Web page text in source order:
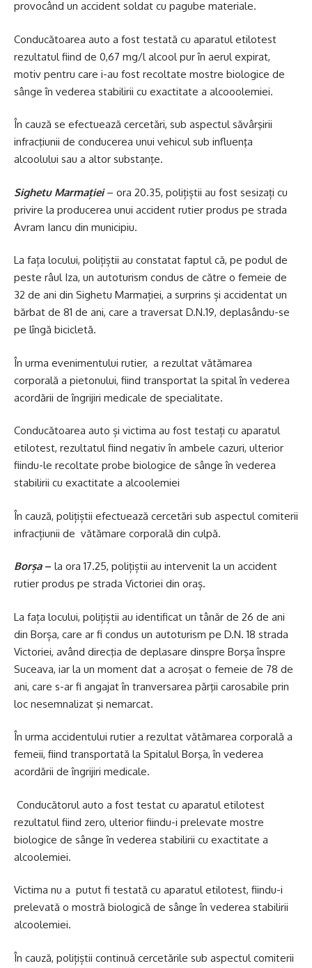
provocând un accident soldat cu pagube materiale.
Conducătoarea auto a fost testată cu aparatul etilotest
rezultatul fiind de 0,67 mg/l alcool pur în aerul expirat,
motiv pentru care i-au fost recoltate mostre biologice de
sânge în vederea stabilirii cu exactitate a alcooolemiei.
În cauză se efectuează cercetări, sub aspectul săvârşirii
infracţiunii de conducerea unui vehicul sub influenţa
alcoolului sau a altor substanţe.
Sighetu Marmației– ora 20.35, polițiștii au fost sesizați cu
privire la producerea unui accident rutier produs pe strada
Avram Iancu din municipiu.
La fața locului, polițiștii au constatat faptul că, pe podul de
peste râul Iza, un autoturism condus de către o femeie de
32 de ani din Sighetu Marmației, a surprins și accidentat un
bărbat de 81 de ani, care a traversat D.N.19, deplasându-se
pe lîngă bicicletă.
În urma evenimentului rutier, a rezultat vătămarea
corporală a pietonului, fiind transportat la spital în vederea
acordării de îngrijiri medicale de specialitate.
Conducătoarea auto și victima au fost testați cu aparatul
etilotest, rezultatul fiind negativ în ambele cazuri, ulterior
fiindu-le recoltate probe biologice de sânge în vederea
stabilirii cu exactitate a alcoolemiei
În cauză, polițiștii efectuează cercetări sub aspectul comiterii
infracțiunii de vătămare corporală din culpă.
Borșa– la ora 17.25, polițiștii au intervenit la un accident
rutier produs pe strada Victoriei din oraș.
La fața locului, polițiștii au identificat un tânăr de 26 de ani
din Borșa, care ar fi condus un autoturism pe D.N. 18 strada
Victoriei, având direcţia de deplasare dinspre Borşa înspre
Suceava, iar la un moment dat a acroşat o femeie de 78 de
ani, care s-ar fi angajat în tranversarea părţii carosabile prin
loc nesemnalizat şi nemarcat.
În urma accidentului rutier a rezultat vătămarea corporală a
femeii, fiind transportată la Spitalul Borşa, în vederea
acordării de îngrijiri medicale.
Conducătorul auto a fost testat cu aparatul etilotest
rezultatul fiind zero, ulterior fiindu-i prelevate mostre
biologice de sânge în vederea stabilirii cu exactitate a
alcoolemiei.
Victima nu a putut fi testată cu aparatul etilotest, fiindu-i
prelevată o mostră biologică de sânge în vederea stabilirii
alcoolemiei.
În cauză, polițiștii continuă cercetările sub aspectul comiterii